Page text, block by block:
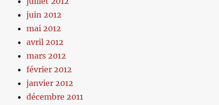
juin 2012
mai 2012
avril 2012
mars 2012
février 2012
janvier 2012
décembre 2011